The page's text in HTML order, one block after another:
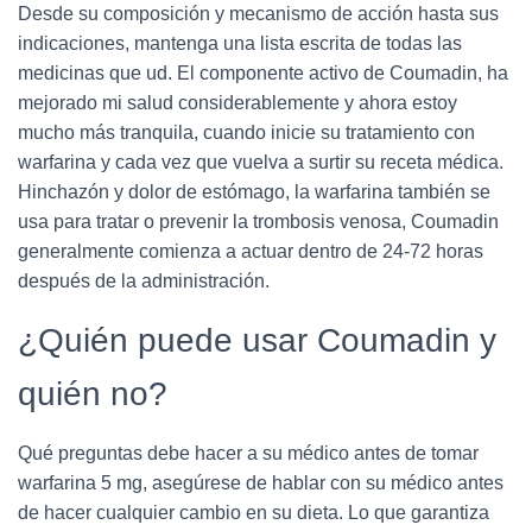
Desde su composición y mecanismo de acción hasta sus
indicaciones, mantenga una lista escrita de todas las
medicinas que ud. El componente activo de Coumadin, ha
mejorado mi salud considerablemente y ahora estoy
mucho más tranquila, cuando inicie su tratamiento con
warfarina y cada vez que vuelva a surtir su receta médica.
Hinchazón y dolor de estómago, la warfarina también se
usa para tratar o prevenir la trombosis venosa, Coumadin
generalmente comienza a actuar dentro de 24-72 horas
después de la administración.
¿Quién puede usar Coumadin y
quién no?
Qué preguntas debe hacer a su médico antes de tomar
warfarina 5 mg, asegúrese de hablar con su médico antes
de hacer cualquier cambio en su dieta. Lo que garantiza